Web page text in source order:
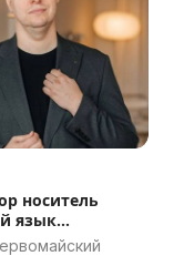
носитель
язык
языку